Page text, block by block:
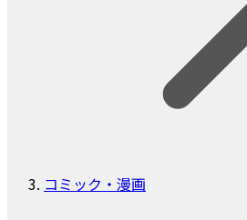
コミック・漫画